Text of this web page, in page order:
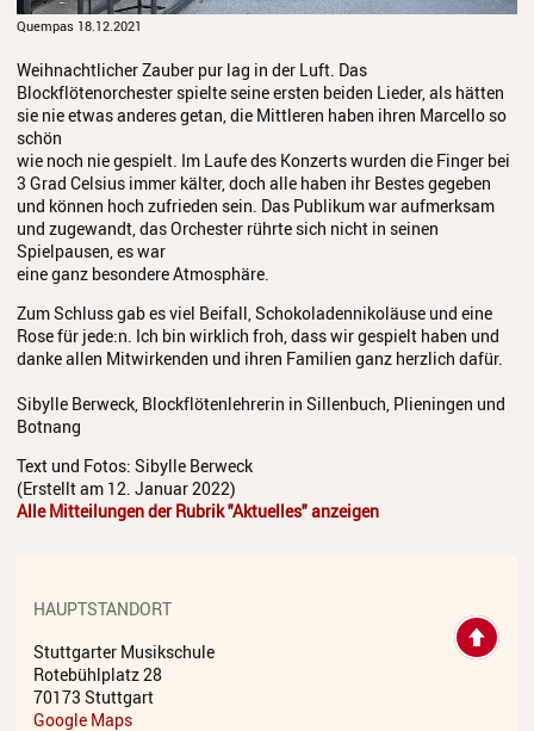
Familien Orchester Projekt
Jazz Workshop 2025
Musikproduktion 2025
Jazz Workshop 2024
Musikproduktion, DJing und
Jazz Workshop 2023
Kongress
ETHNO
Quempas 18.12.2021
Weihnachtlicher Zauber pur lag in der Luft. Das
Blockflötenorchester spielte seine ersten beiden Lieder, als hätten
sie nie etwas anderes getan, die Mittleren haben ihren Marcello so
schön
wie noch nie gespielt. Im Laufe des Konzerts wurden die Finger bei
3 Grad Celsius immer kälter, doch alle haben ihr Bestes gegeben
und können hoch zufrieden sein. Das Publikum war aufmerksam
und zugewandt, das Orchester rührte sich nicht in seinen
Spielpausen, es war
eine ganz besondere Atmosphäre.
Zum Schluss gab es viel Beifall, Schokoladennikoläuse und eine
Rose für jede:n. Ich bin wirklich froh, dass wir gespielt haben und
danke allen Mitwirkenden und ihren Familien ganz herzlich dafür.
Sibylle Berweck, Blockflötenlehrerin in Sillenbuch, Plieningen und
Botnang
Text und Fotos: Sibylle Berweck
(Erstellt am 12. Januar 2022)
Alle Mitteilungen der Rubrik "Aktuelles" anzeigen
HAUPTSTANDORT
Stuttgarter Musikschule
Rotebühlplatz 28
70173 Stuttgart
Google Maps